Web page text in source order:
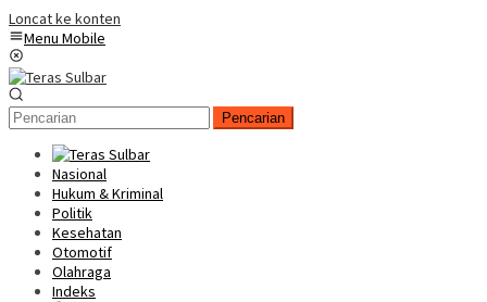
Loncat ke konten
Menu Mobile
Pencarian
Nasional
Hukum & Kriminal
Politik
Kesehatan
Otomotif
Olahraga
Indeks